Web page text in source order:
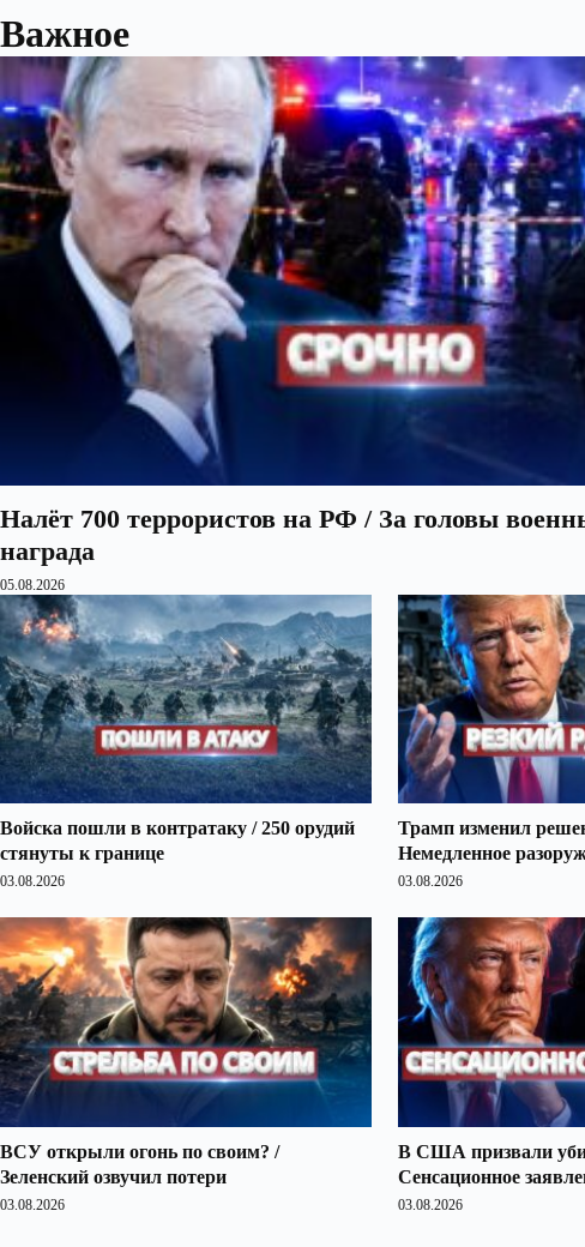
Важное
Налёт 700 террористов на РФ / За головы
награда
05.08.2026
Войска пошли в контратаку / 250 орудий
стянуты к границе
03.08.2026
Трамп изменил
Немедленное
03.08.2026
ВСУ открыли огонь по своим? /
Зеленский озвучил потери
03.08.2026
В США призвали
Сенсационное
03.08.2026